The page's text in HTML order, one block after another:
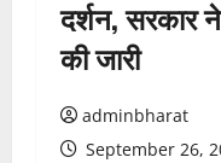
दर्शन, सरकार
की जारी
adminbharat
September 26,